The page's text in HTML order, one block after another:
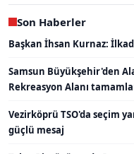
Son Haberler
Başkan İhsan Kurnaz:
Samsun Büyükşehir'den
Rekreasyon Alanı
Vezirköprü TSO'da seçim
güçlü mesaj